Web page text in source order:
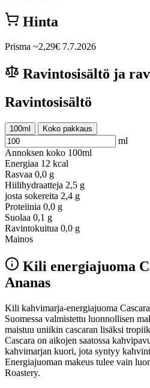
Hinta
Prisma ~2,29€ 7.7.2026
Ravintosisältö ja
Ravintosisältö
100ml Koko pakkaus
ml
Annoksen koko 100ml
Energiaa 12 kcal
Rasvaa 0,0 g
Hiilihydraatteja 2,5 g
josta sokereita 2,4 g
Proteiinia 0,0 g
Suolaa 0,1 g
Ravintokuitua 0,0 g
Mainos
Kili energiajuoma
Ananas
Kili kahvimarja-energiajuoma
Suomessa valmistettu luonnollisen
maistuu uniikin cascaran lisäksi
Cascara on aikojen saatossa
kahvimarjan kuori, jota syntyy
Energiajuoman makeus tulee vain
Roastery.